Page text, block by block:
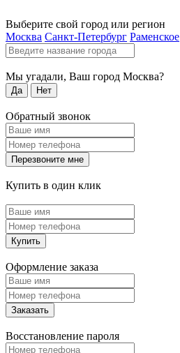
Выберите свой город или регион
Москва Санкт-Петербург Раменское
Мы угадали, Ваш город Москва?
Да Нет
Обратный звонок
Перезвоните мне
Купить в один клик
Купить
Оформление заказа
Заказать
Восстановление пароля